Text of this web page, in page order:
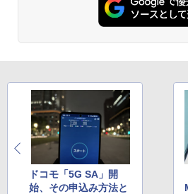
ドコモ「5G SA」開
始、その申込み方法と